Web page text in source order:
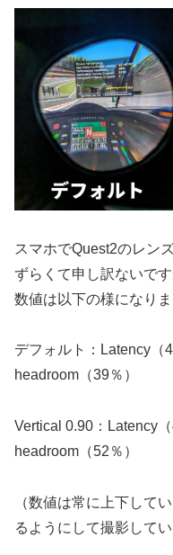
スマホでQuest2のレン
ずらくて申し訳ないで
数値は以下の様になりま
デフォルト：Latency
headroom（39％）
Vertical 0.90：Latency
headroom（52％）
（数値は常に上下して
るようにして撮影してい